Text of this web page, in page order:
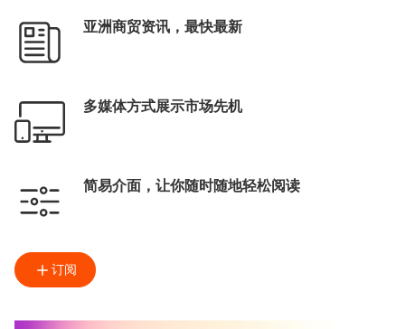
亚洲商贸资讯，最快最新
多媒体方式展示市场先机
简易介面，让你随时随地轻松阅读
订阅